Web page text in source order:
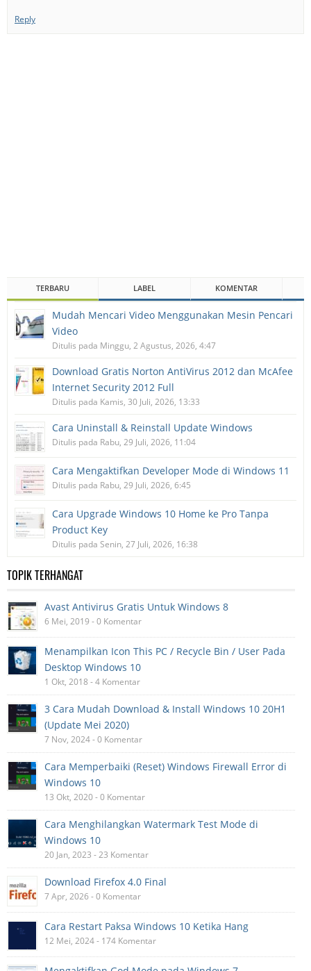
Reply
TERBARU LABEL KOMENTAR
Mudah Mencari Video Menggunakan Mesin Pencari
Video
Ditulis pada Minggu, 2 Agustus, 2026, 4:47
Download Gratis Norton AntiVirus 2012 dan McAfee
Internet Security 2012 Full
Ditulis pada Kamis, 30 Juli, 2026, 13:33
Cara Uninstall & Reinstall Update Windows
Ditulis pada Rabu, 29 Juli, 2026, 11:04
Cara Mengaktifkan Developer Mode di Windows 11
Ditulis pada Rabu, 29 Juli, 2026, 6:45
Cara Upgrade Windows 10 Home ke Pro Tanpa
Product Key
Ditulis pada Senin, 27 Juli, 2026, 16:38
TOPIK TERHANGAT
Avast Antivirus Gratis Untuk Windows 8
6 Mei, 2019 - 0 Komentar
Menampilkan Icon This PC / Recycle Bin / User Pada
Desktop Windows 10
1 Okt, 2018 - 4 Komentar
3 Cara Mudah Download & Install Windows 10 20H1
(Update Mei 2020)
7 Nov, 2024 - 0 Komentar
Cara Memperbaiki (Reset) Windows Firewall Error di
Windows 10
13 Okt, 2020 - 0 Komentar
Cara Menghilangkan Watermark Test Mode di
Windows 10
20 Jan, 2023 - 23 Komentar
Download Firefox 4.0 Final
7 Apr, 2026 - 0 Komentar
Cara Restart Paksa Windows 10 Ketika Hang
12 Mei, 2024 - 174 Komentar